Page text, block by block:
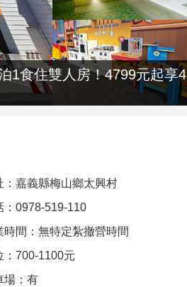
1食住雙人房！4799元起享4
：嘉義縣梅山鄉太興村
：0978-519-110
時間：無特定紮撤營時間
：700-1100元
場：有